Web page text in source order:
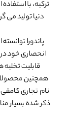
ترکیه، با
دنیا تولید می
پاندورا
انحصاری خود
قابلیت
همچنین
نام تجاری کامفی
ذکر شده بسیار